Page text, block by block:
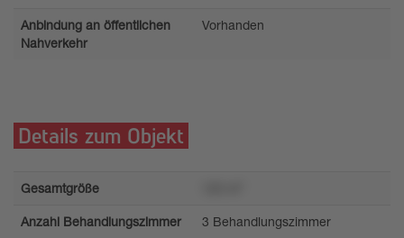
Anbindung an öffentlichen
Nahverkehr
Vorhanden
Details zum Objekt
Gesamtgröße
Anzahl Behandlungszimmer 3 Behandlungszimmer